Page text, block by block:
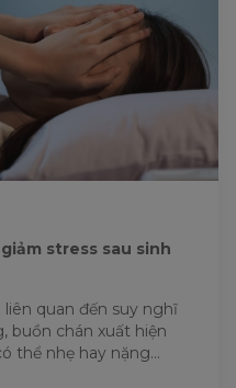
stress sau sinh
liên quan đến suy nghĩ
buồn chán xuất hiện
thể nhẹ hay nặng...